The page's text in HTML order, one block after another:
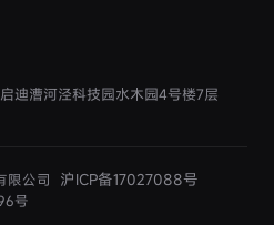
迪漕河泾科技园水木园4号楼7层
限公司 沪ICP备17027088号
号